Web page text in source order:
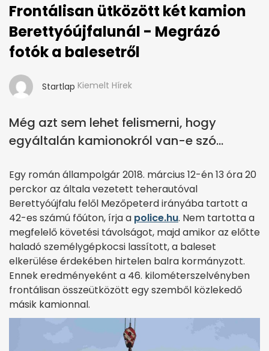
Frontálisan ütközött két kamion
Berettyóújfalunál - Megrázó
fotók a balesetről
Startlap Kiemelt Hírek
Még azt sem lehet felismerni, hogy
egyáltalán kamionokról van-e szó...
Egy román állampolgár 2018. március 12-én 13 óra 20
perckor az általa vezetett teherautóval
Berettyóújfalu felől Mezőpeterd irányába tartott a
42-es számú főúton, írja a police.hu. Nem tartotta a
megfelelő követési távolságot, majd amikor az előtte
haladó személygépkocsi lassított, a baleset
elkerülése érdekében hirtelen balra kormányzott.
Ennek eredményeként a 46. kilométerszelvényben
frontálisan összeütközött egy szemből közlekedő
másik kamionnal.